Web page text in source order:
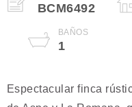
BCM6492
BAÑOS
1
Espectacular finca